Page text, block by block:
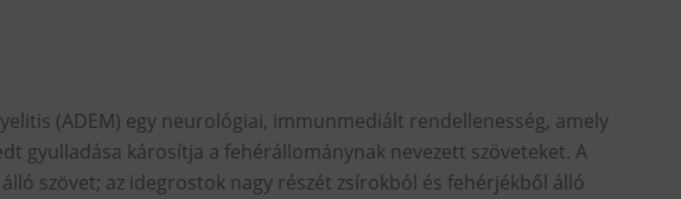
(ADEM) egy neurológiai, immunmediált rendellenesség, amely
gyulladása károsítja a fehérállománynak nevezett szöveteket. A
szövet; az idegrostok nagy részét zsírokból és fehérjékből álló